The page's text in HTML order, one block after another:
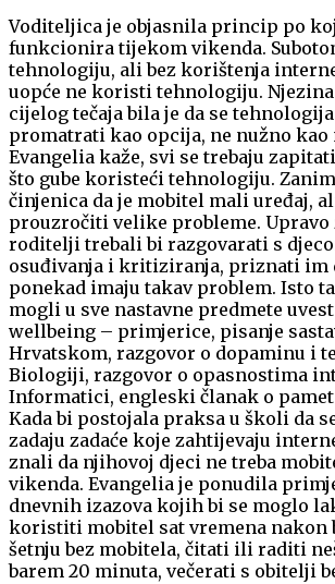
Voditeljica je objasnila princip po
funkcionira tijekom vikenda.
tehnologiju, ali bez korištenja
uopće ne koristi tehnologiju.
cijelog tečaja bila je da se
promatrati kao opcija, ne nužno kao
Evangelia kaže, svi se trebaju
što gube koristeći tehnologiju.
činjenica da je mobitel mali uređaj,
prouzročiti velike probleme.
roditelji trebali bi razgovarati s
osuđivanja i kritiziranja, priznati im
ponekad imaju takav problem. Isto
mogli u sve nastavne predmete
wellbeing – primjerice, pisanje
Hrvatskom, razgovor o dopaminu i
Biologiji, razgovor o opasnostima
Informatici, engleski članak o
Kada bi postojala praksa u školi da
zadaju zadaće koje zahtijevaju
znali da njihovoj djeci ne treba
vikenda. Evangelia je ponudila
dnevnih izazova kojih bi se moglo
koristiti mobitel sat vremena nakon
šetnju bez mobitela, čitati ili raditi
barem 20 minuta, večerati s obitelji